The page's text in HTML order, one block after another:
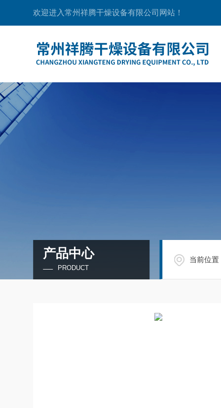
欢迎进入常州祥腾干燥设备有限公司网站！
产品中心
PRODUCT
当前位置